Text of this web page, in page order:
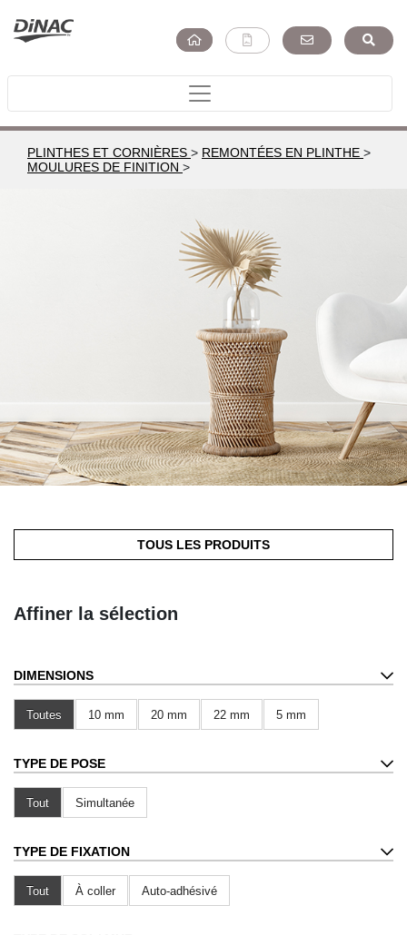
PLINTHES ET CORNIÈRES > REMONTÉES EN PLINTHE >
MOULURES DE FINITION >
TOUS LES PRODUITS
Affiner la sélection
DIMENSIONS
Toutes 10 mm 20 mm 22 mm 5 mm
TYPE DE POSE
Tout Simultanée
TYPE DE FIXATION
Tout À coller Auto-adhésivé